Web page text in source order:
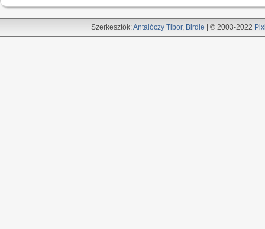
Szerkesztők:Antalóczy Tibor, Birdie | © 2003-2022